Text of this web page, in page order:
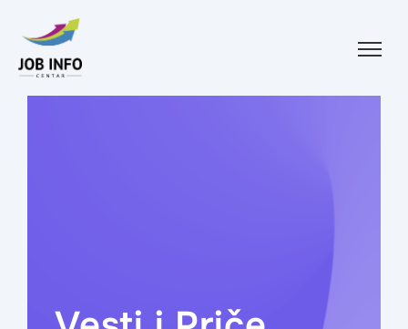
Skip to content